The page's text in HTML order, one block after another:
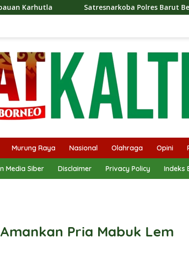
Satresnarkoba Polres Barut Berhasil Amankan
Murung Raya Nasional Olahraga Opini
Media Siber Disclaimer Privacy Policy Indeks
Pria Mabuk Lem